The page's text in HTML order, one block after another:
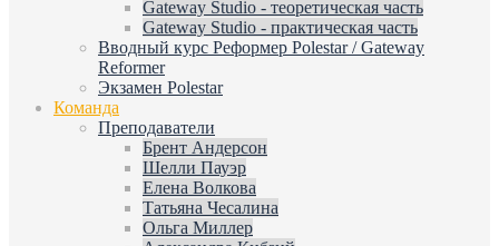
Gateway Studio - теоретическая часть
Gateway Studio - практическая часть
Вводный курс Реформер Polestar / Gateway
Reformer
Экзамен Polestar
Команда
Преподаватели
Брент Андерсон
Шелли Пауэр
Елена Волкова
Татьяна Чесалина
Ольга Миллер